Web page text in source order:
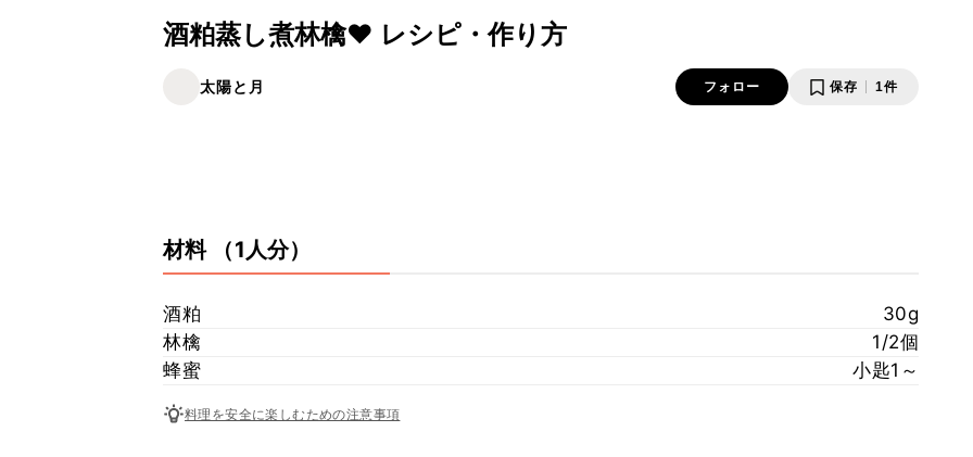
酒粕蒸し煮林檎❤ レシピ・作り方
太陽と月 フォロー 保存 1件
材料 （1人分）
酒粕
30g
林檎
1/2個
蜂蜜
小匙1～
料理を安全に楽しむための注意事項